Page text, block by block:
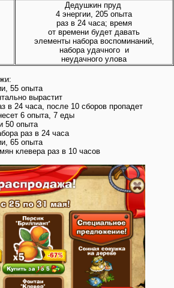
Дедушкин пруд
4 энергии, 205 опыта
раз в 24 часа; время
от времени будет давать
элементы набора воспоминаний,
набора удачного и
неудачного улова
55 опыта
вырастит
в 24 часа, после 10 сборов пропадет
6 опыта, 7 еды
50 опыта
раз в 24 часа
65 опыта
клевера раз в 10 часов